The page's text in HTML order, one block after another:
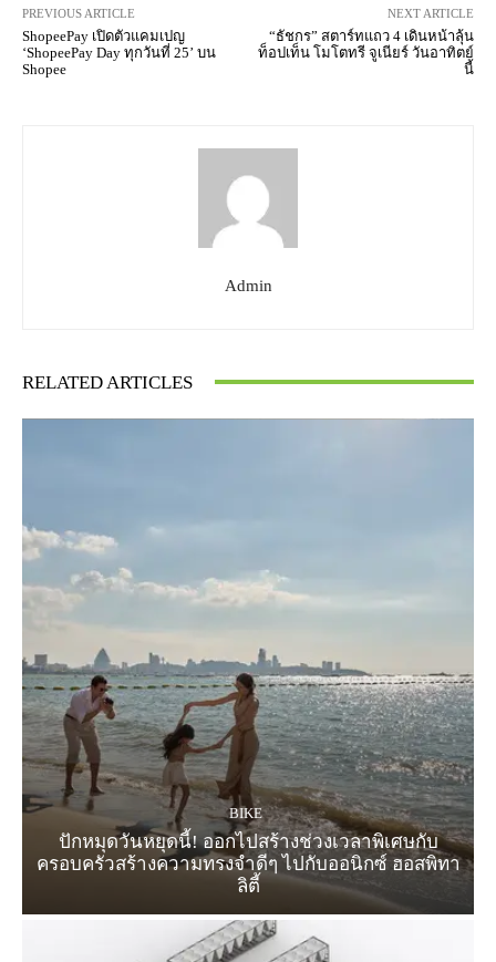
PREVIOUS ARTICLE
ShopeePay เปิดตัวแคมเปญ
‘ShopeePay Day ทุกวันที่ 25’ บน
Shopee
NEXT ARTICLE
“ธัชกร” สตาร์ทแถว 4 เดินหน้าลุ้น
ท็อปเท็น โมโตทรี จูเนียร์ วันอาทิตย์
นี้
Admin
RELATED ARTICLES
BIKE
ปักหมุดวันหยุดนี้! ออกไปสร้างช่วงเวลาพิเศษกับ
ครอบครัวสร้างความทรงจำดีๆ ไปกับออนิกซ์ ฮอสพิทา
ลิตี้